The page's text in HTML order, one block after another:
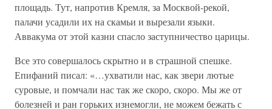
площадь. Тут, напротив Кремля, за Москвой-рекой,
палачи усадили их на скамьи и вырезали языки.
Аввакума от этой казни спасло заступничество царицы.
Все это совершалось скрытно и в страшной спешке.
Епифаний писал: «…ухватили нас, как звери лютые
суровые, и помчали нас так же скоро, скоро. Мы же от
болезней и ран горьких изнемогли, не можем бежать с